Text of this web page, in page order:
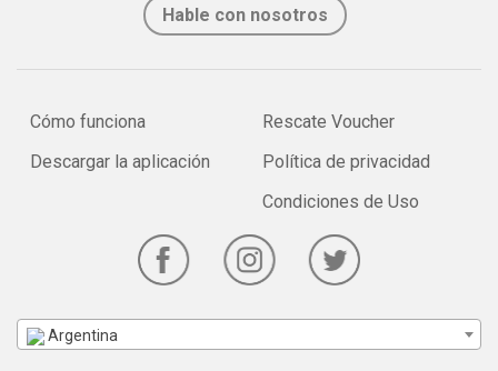
Hable con nosotros
Cómo funciona
Descargar la aplicación
Rescate Voucher
Política de privacidad
Condiciones de Uso
Argentina